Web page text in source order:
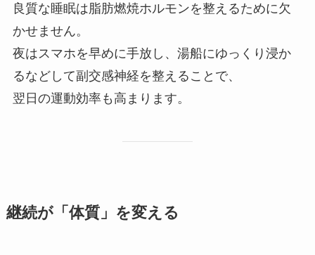
良質な睡眠は脂肪燃焼ホルモンを整えるために欠
かせません。
夜はスマホを早めに手放し、湯船にゆっくり浸か
るなどして副交感神経を整えることで、
翌日の運動効率も高まります。
継続が「体質」を変える